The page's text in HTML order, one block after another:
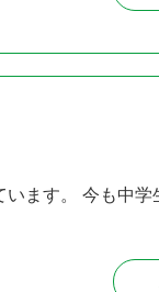
ます。 今も中